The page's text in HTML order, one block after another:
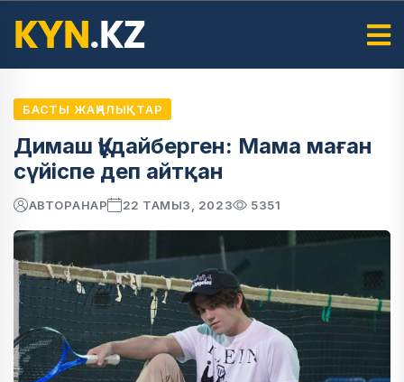
БАСТЫ ЖАҢАЛЫҚТАР
Димаш Құдайберген: Мама маған
сүйіспе деп айтқан
АВТОРАНАР 22 ТАМЫЗ, 2023 5351